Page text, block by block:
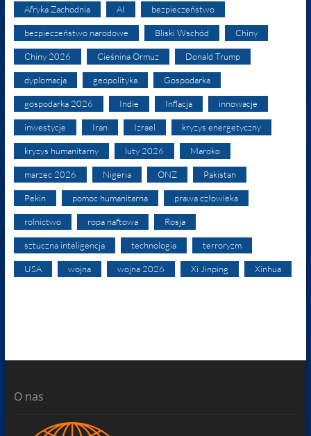
Afryka Zachodnia AI bezpieczeństwo
bezpieczeństwo narodowe Bliski Wschód Chiny
Chiny 2026 Cieśnina Ormuz Donald Trump
dyplomacja geopolityka Gospodarka
gospodarka 2026 Indie Inflacja innowacje
inwestycje Iran Izrael kryzys energetyczny
kryzys humanitarny luty 2026 Maroko
marzec 2026 Nigeria ONZ Pakistan
Pekin pomoc humanitarna prawa człowieka
rolnictwo ropa naftowa Rosja
sztuczna inteligencja technologia terroryzm
USA wojna wojna 2026 Xi Jinping Xinhua
O nas